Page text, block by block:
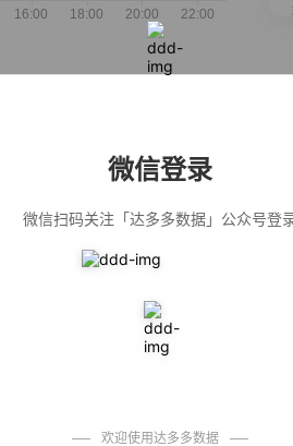
微信登录
微信扫码关注「达多多数据」公众号登
欢迎使用达多多数据
公仔牌顽渍净洗
污渍除菌除螨3倍
【净浮生】油污
净厨房油烟机去
重油污去油王污
渍清洁剂油烟净
免煮开袋即食劲